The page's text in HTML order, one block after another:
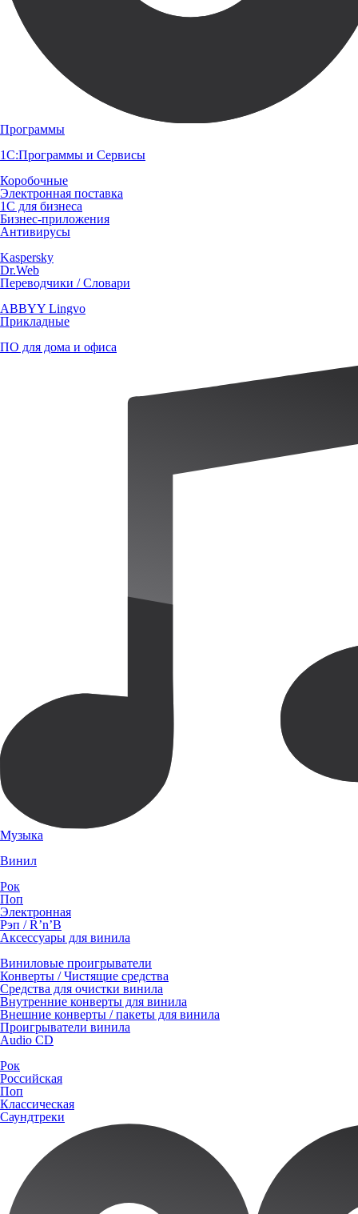
Программы
1С:Программы и Сервисы
Коробочные
Электронная поставка
1С для бизнеса
Бизнес-приложения
Антивирусы
Kaspersky
Dr.Web
Переводчики / Словари
ABBYY Lingvo
Прикладные
ПО для дома и офиса
Музыка
Винил
Рок
Поп
Электронная
Рэп / R’n’B
Аксессуары для винила
Виниловые проигрыватели
Конверты / Чистящие средства
Средства для очистки винила
Внутренние конверты для винила
Внешние конверты / пакеты для винила
Проигрыватели винила
Audio CD
Рок
Российская
Поп
Классическая
Саундтреки